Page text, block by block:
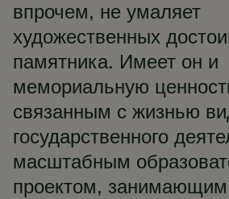
впрочем, не умаляет
художественных
памятника. Имеет он и
мемориальную
связанным с жизнью
государственного
масштабным
проектом, занимающим